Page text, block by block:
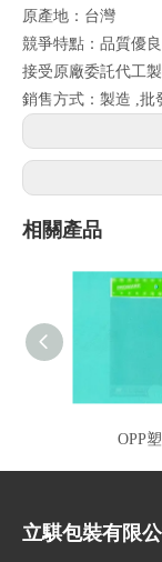
原產地：台灣
競爭特點：品質優
接受原廠委託代工
銷售方式：製造 ,批
相關產品
OPP
立騏包裝有限公